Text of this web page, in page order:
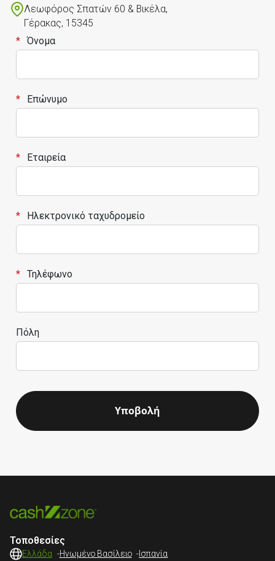
Λεωφόρος Σπατών 60 & Βικέλα,
Γέρακας, 15345
* Όνομα
* Επώνυμο
* Εταιρεία
* Ηλεκτρονικό ταχυδρομείο
* Τηλέφωνο
Πόλη
Υποβολή
Τοποθεσίες
Ελλάδα -Ηνωμένο Βασίλειο - Ισπανία